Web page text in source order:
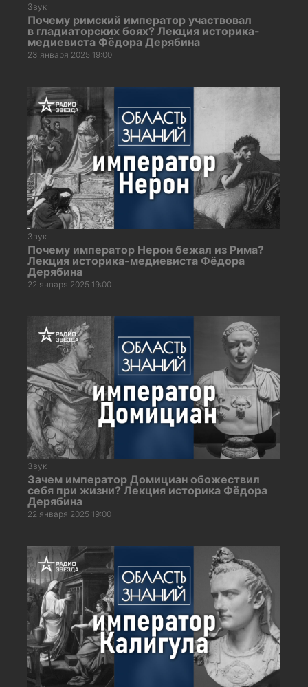
Звук
Почему римский император участвовал
в гладиаторских боях? Лекция историка-
медиевиста Фёдора Дерябина
23 января 2025 19:00
Звук
Почему император Нерон бежал из Рима?
Лекция историка-медиевиста Фёдора
Дерябина
22 января 2025 19:00
Звук
Зачем император Домициан обожествил
себя при жизни? Лекция историка Фёдора
Дерябина
22 января 2025 19:00